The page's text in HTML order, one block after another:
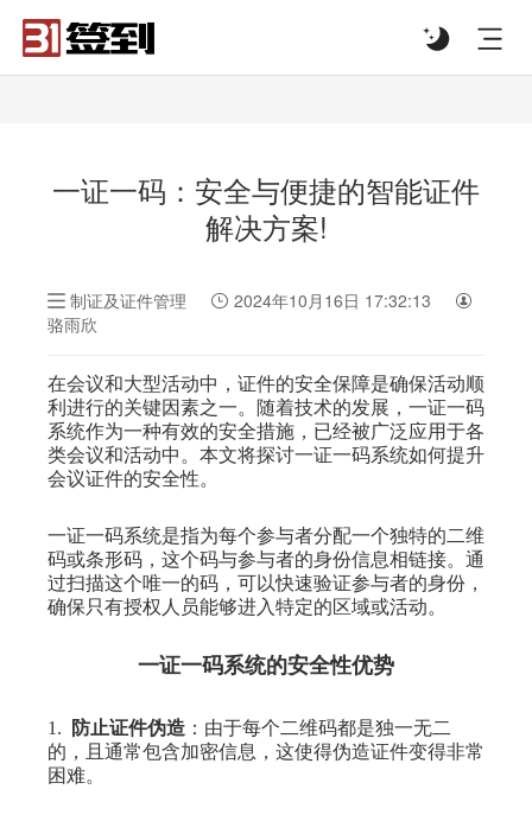
一证一码：安全与便捷的智能证件
解决方案!
制证及证件管理
2024年10月16日 17:32:13
骆雨欣
在会议和大型活动中，证件的安全保障是确保活动顺
利进行的关键因素之一。随着技术的发展，一证一码
系统作为一种有效的安全措施，已经被广泛应用于各
类会议和活动中。本文将探讨一证一码系统如何提升
会议证件的安全性。
一证一码系统是指为每个参与者分配一个独特的二维
码或条形码，这个码与参与者的身份信息相链接。通
过扫描这个唯一的码，可以快速验证参与者的身份，
确保只有授权人员能够进入特定的区域或活动。
一证一码系统的安全性优势
1. 防止证件伪造 ：由于每个二维码都是独一无二
的，且通常包含加密信息，这使得伪造证件变得非常
困难。